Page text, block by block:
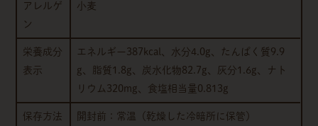
アレルゲ
ン
小麦
栄養成分
表示
エネルギー387kcal、水分4.0g、たんぱく質9.9
g、脂質1.8g、炭水化物82.7g、灰分1.6g、ナト
リウム320mg、食塩相当量0.813g
保存方法
開封前：常温（乾燥した冷暗所に保管）